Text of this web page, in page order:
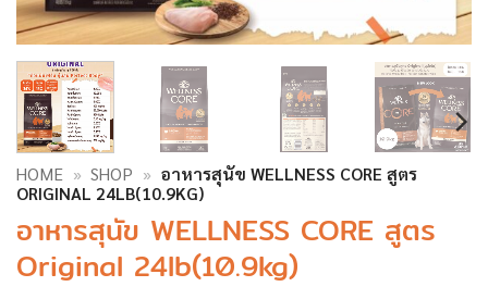
HOME » SHOP » อาหารสุนัข WELLNESS CORE สูตร
ORIGINAL 24LB(10.9KG)
อาหารสุนัข WELLNESS CORE สูตร
Original 24lb(10.9kg)